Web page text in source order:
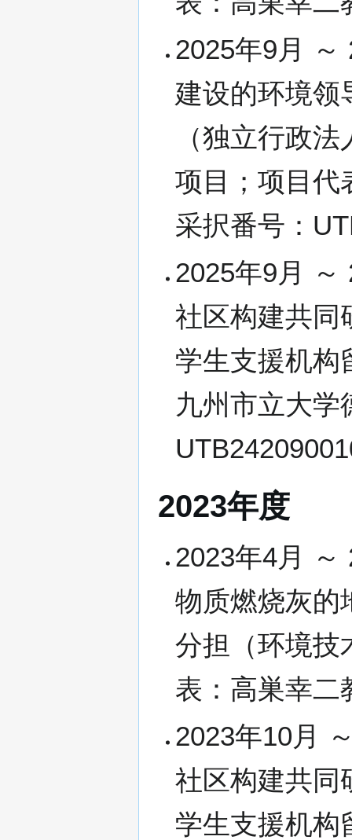
2025年9月
建设的环境
（独立行政
项目；项目
采択番号：
2025年9月
社区构建共
学生支援机构
九州市立大
2023年度
2023年4月
物质燃烧灰
分担（环境技
表：高巣幸二
2023年10月
社区构建共
学生支援机构